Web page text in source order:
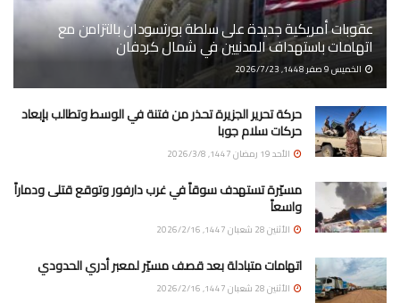
عقوبات أمريكية جديدة على سلطة بورتسودان بالتزامن مع
اتهامات باستهداف المدنيين في شمال كردفان
الخميس 9 صفر 1448, 2026/7/23
حركة تحرير الجزيرة تحذر من فتنة في الوسط وتطالب بإبعاد
حركات سلام جوبا
الأحد 19 رمضان 1447, 2026/3/8
مسيّرة تستهدف سوقاً في غرب دارفور وتوقع قتلى ودماراً
واسعاً
الأثنين 28 شعبان 1447, 2026/2/16
اتهامات متبادلة بعد قصف مسيّر لمعبر أدري الحدودي
الأثنين 28 شعبان 1447, 2026/2/16